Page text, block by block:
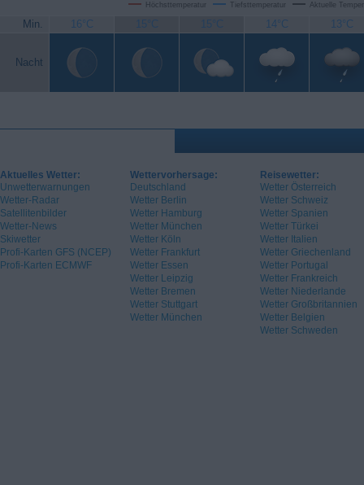
Höchsttemperatur Tiefsttemperatur Aktuelle
Min. 16°C 15°C 15°C 14°C 13°C
Nacht
Aktuelles Wetter:
Unwetterwarnungen
Wetter-Radar
Satellitenbilder
Wetter-News
Skiwetter
Profi-Karten GFS (NCEP)
Profi-Karten ECMWF
Wettervorhersage:
Deutschland
Wetter Berlin
Wetter Hamburg
Wetter München
Wetter Köln
Wetter Frankfurt
Wetter Essen
Wetter Leipzig
Wetter Bremen
Wetter Stuttgart
Wetter München
Reisewetter:
Wetter Österreich
Wetter Schweiz
Wetter Spanien
Wetter Türkei
Wetter Italien
Wetter Griechenland
Wetter Portugal
Wetter Frankreich
Wetter Niederlande
Wetter Großbritannien
Wetter Belgien
Wetter Schweden